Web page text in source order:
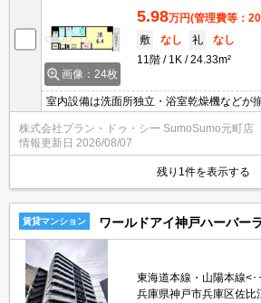
画像：24枚
5.98万円(管理費等：
敷
なし 礼
なし
11階
1K 24.33m²
室内設備は洗面所独立・浴室乾燥機などが
ン・オートロックなど充実しているので安
物を注文する時に時間を気にしなくてよく
株式会社プラン・ドゥ・シー SumoSumo元町店
情報更新日 2026/08/07
残り1件を表示する
賃貸マンション ワールドアイ神戸ハーバ
東海道本線・山陽本線<･
兵庫県神戸市兵庫区佐比